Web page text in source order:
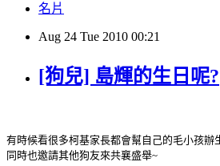
名片
Aug 24 Tue 2010 00:21
[狗兒] 島輝的生日呢?
有時候看很多柯基家長都會幫自己的毛小孩辦
同時也邀請其他狗友來共襄盛舉~